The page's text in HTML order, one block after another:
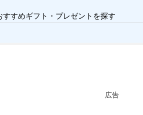
すすめギフト・プレゼントを探す
広告